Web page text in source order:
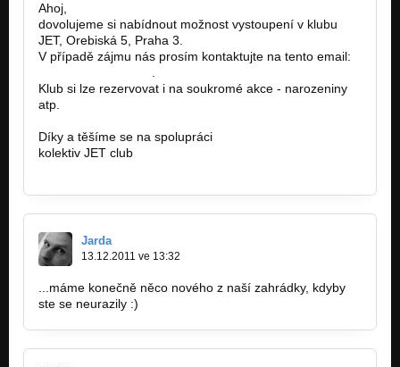
Ahoj,
dovolujeme si nabídnout možnost vystoupení v klubu
JET, Orebiská 5, Praha 3.
V případě zájmu nás prosím kontaktujte na tento email:
Klub si lze rezervovat i na soukromé akce - narozeniny
atp.
Díky a těšíme se na spolupráci
kolektiv JET club
Jarda
13.12.2011 ve 13:32
...máme konečně něco nového z naší zahrádky, kdyby
ste se neurazily :)